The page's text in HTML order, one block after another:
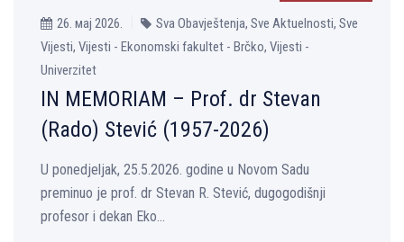
26. мај 2026.
Sva Obavještenja, Sve Aktuelnosti, Sve
Vijesti, Vijesti - Ekonomski fakultet - Brčko, Vijesti -
Univerzitet
IN MEMORIAM – Prof. dr Stevan
(Rado) Stević (1957-2026)
U ponedjeljak, 25.5.2026. godine u Novom Sadu
preminuo je prof. dr Stevan R. Stević, dugogodišnji
profesor i dekan Eko...